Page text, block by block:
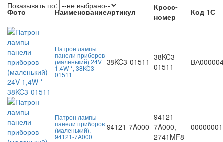
Показывать по:
Фото НаименованиеАртикул
Кросс-
номер
Код 1С
Патрон лампы
панели приборов
(маленький) 24V
1,4W *, 38KC3-
01511
38KC3-01511 38KC3-
01511
Патрон лампы
панели приборов
(маленький),
94121-7A000
94121-7A000
94121-
7A000,
2741MF8